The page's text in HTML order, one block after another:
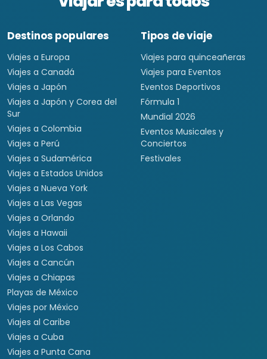
Destinos populares
Viajes a Europa
Viajes a Canadá
Viajes a Japón
Viajes a Japón y Corea del
Sur
Viajes a Colombia
Viajes a Perú
Viajes a Sudamérica
Viajes a Estados Unidos
Viajes a Nueva York
Viajes a Las Vegas
Viajes a Orlando
Viajes a Hawaii
Viajes a Los Cabos
Viajes a Cancún
Viajes a Chiapas
Playas de México
Viajes por México
Viajes al Caribe
Viajes a Cuba
Viajes a Punta Cana
Tipos de viaje
Viajes para quinceañeras
Viajes para Eventos
Eventos Deportivos
Fórmula 1
Mundial 2026
Eventos Musicales y
Conciertos
Festivales